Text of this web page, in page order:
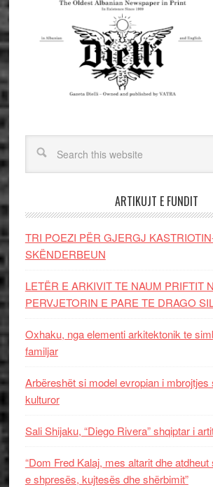
ARTIKUJT E FUNDIT
TRI POEZI PËR GJERGJ
SKËNDERBEUN
LETËR E ARKIVIT TE NAUM PRIFTIT
PERVJETORIN E PARE TE DRAGO
Oxhaku, nga elementi arkitektonik te
familjar
Arbëreshët si model evropian i mbrojtjes
kulturor
Sali Shijaku, “Diego Rivera” shqiptar i
“Dom Fred Kalaj, mes altarit dhe
e shpresës, kujtesës dhe shërbimit”